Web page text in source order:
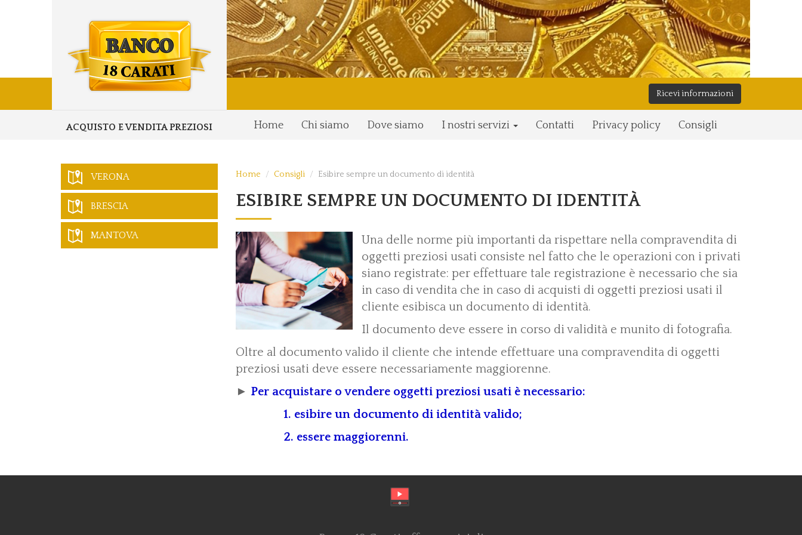
Ricevi informazioni
ACQUISTO E VENDITA PREZIOSI Home Chi siamo Dove siamo I nostri servizi Contatti Privacy policy Consigli
Home Consigli Esibire sempre un documento di identità
ESIBIRE SEMPRE UN DOCUMENTO DI IDENTITÀ
Una delle norme più importanti da rispettare nella compravendita di
oggetti preziosi usati consiste nel fatto che le operazioni con i privati
siano registrate: per effettuare tale registrazione è necessario che sia
in caso di vendita che in caso di acquisti di oggetti preziosi usati il
cliente esibisca un documento di identità.
Il documento deve essere in corso di validità e munito di fotografia.
Oltre al documento valido il cliente che intende effettuare una compravendita di oggetti
preziosi usati deve essere necessariamente maggiorenne.
► Per acquistare o vendere oggetti preziosi usati è necessario:
1. esibire un documento di identità valido;
2. essere maggiorenni.
VERONA
BRESCIA
MANTOVA